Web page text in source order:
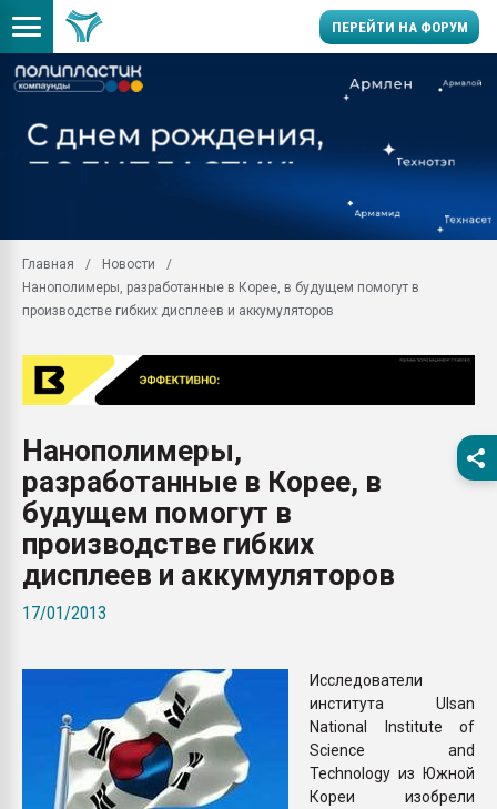
ПЕРЕЙТИ НА ФОРУМ
заводу пластмасс"
первый план в
28.07.2026
ситуацией на
Главная
Новости
Нанополимеры, разработанные в Корее, в будущем помогут в
производстве гибких дисплеев и аккумуляторов
Нанополимеры,
разработанные в Корее, в
будущем помогут в
производстве гибких
дисплеев и аккумуляторов
17/01/2013
Исследователи
института Ulsan
National Institute of
Science and
Technology из Южной
Кореи изобрели